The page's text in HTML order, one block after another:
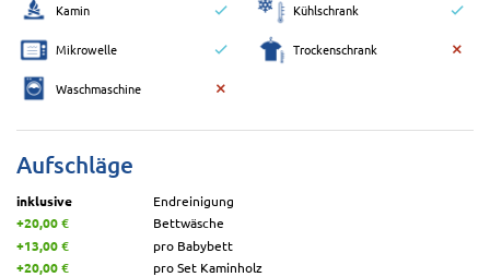
Kamin Kühlschrank
Mikrowelle Trockenschrank
Waschmaschine
Aufschläge
inklusive
Endreinigung
+20,00 €
Bettwäsche
+13,00 €
pro Babybett
+20,00 €
pro Set Kaminholz